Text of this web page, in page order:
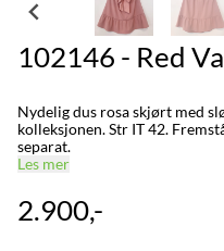
102146 - Red
Nydelig dus rosa skjørt med
kolleksjonen. Str IT 42.
separat.
Les mer
2.900,-